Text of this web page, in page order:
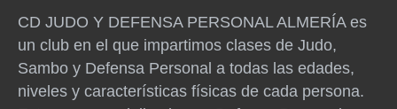
CD JUDO Y DEFENSA PERSONAL ALMERÍA es
un club en el que impartimos clases de Judo,
Sambo y Defensa Personal a todas las edades,
niveles y características físicas de cada persona.